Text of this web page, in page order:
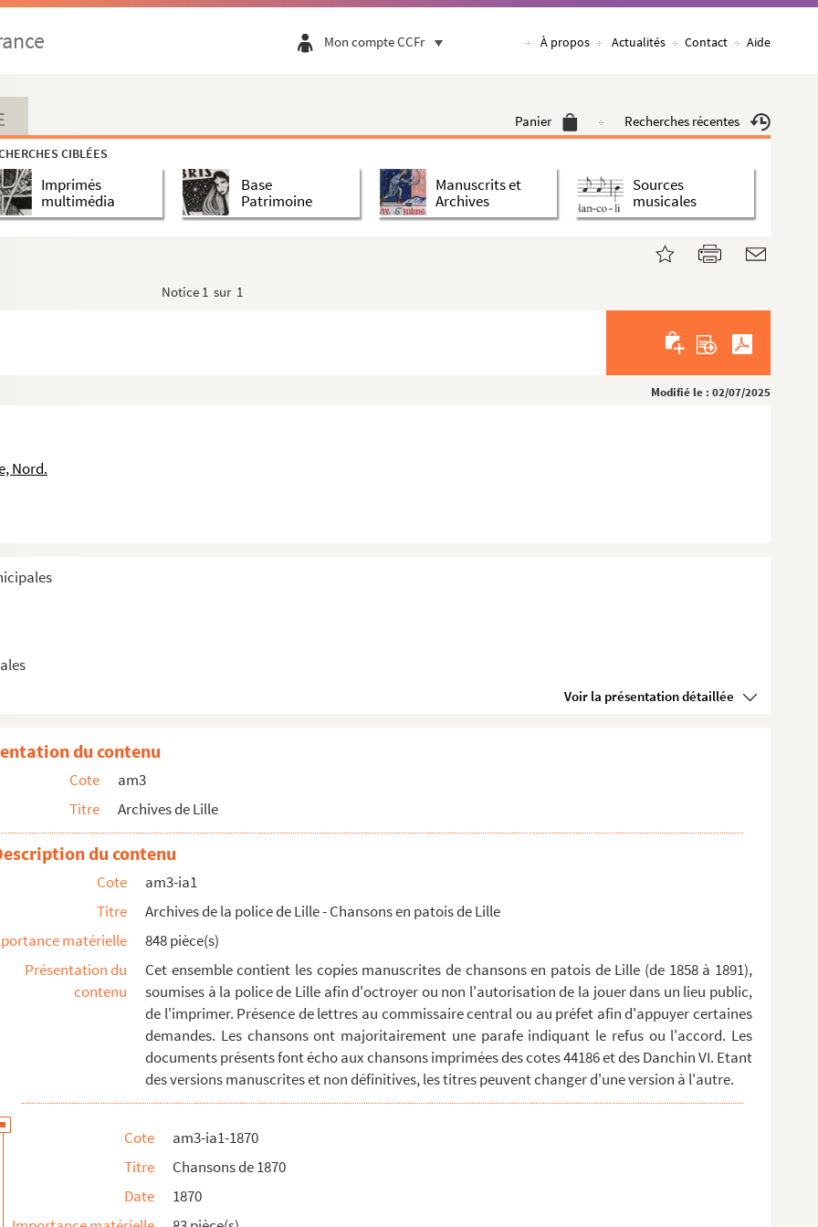
Mon compte CCFr À propos Actualités Contact Aide
Panier Recherches récentes
CIBLÉES
Imprimés
multimédia
Base
Patrimoine
Manuscrits et
Archives
Sources
musicales
Notice 1 sur 1
Modifié le : 02/07/2025
Nord.
Voir la présentation détaillée
de Lille
chantée par la société des Enfants joyeux
pantominique du Casino
chantée par la société de la Grande vitesse
chantée par la société de la Grande vitesse
chantée par la société de la Grande vitesse
Lille
pantominique du Casino
du contenu
Cote
am3
Titre
Archives de Lille
du contenu
Cote
am3-ia1
Titre
Archives de la police de Lille - Chansons en patois de Lille
matérielle
848 pièce(s)
Présentation du
contenu
Cet ensemble contient les copies manuscrites de chansons en patois de Lille (de 1858 à 1891),
soumises à la police de Lille afin d'octroyer ou non l'autorisation de la jouer dans un lieu public,
de l'imprimer. Présence de lettres au commissaire central ou au préfet afin d'appuyer certaines
demandes. Les chansons ont majoritairement une parafe indiquant le refus ou l'accord. Les
documents présents font écho aux chansons imprimées des cotes 44186 et des Danchin VI. Etant
des versions manuscrites et non définitives, les titres peuvent changer d'une version à l'autre.
Cote
am3-ia1-1870
Titre
Chansons de 1870
Date
1870